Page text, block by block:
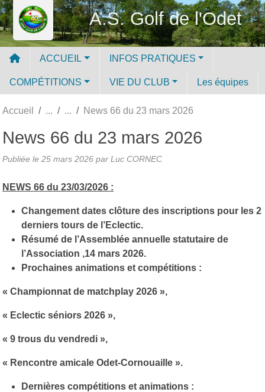
A.S. Golf de l'Odet
ACCUEIL INFOS PRATIQUES
COMPÉTITIONS VIE DU CLUB Les équipes
Accueil News 66 du 23 mars 2026
News 66 du 23 mars 2026
Publiée le 25 mars 2026 par Luc CORNEC
NEWS 66 du 23/03/2026 :
Changement dates clôture des inscriptions pour les 2
derniers tours de l’Eclectic.
Résumé de l’Assemblée annuelle statutaire de
l’Association ,14 mars 2026.
Prochaines animations et compétitions :
« Championnat de matchplay 2026 »,
« Eclectic séniors 2026 »,
« 9 trous du vendredi »,
« Rencontre amicale Odet-Cornouaille ».
Dernières compétitions et animations :
Panneau de gestion des cookies